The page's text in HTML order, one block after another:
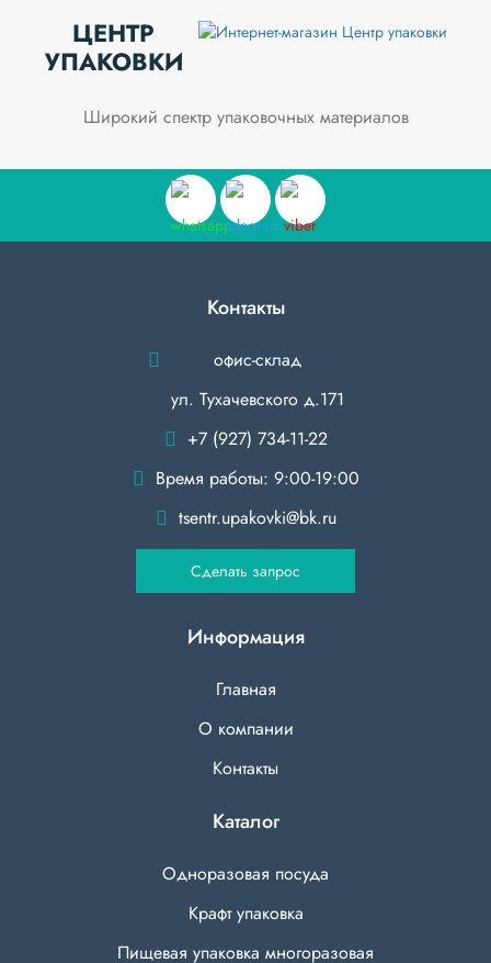
ЦЕНТР
УПАКОВКИ
Широкий спектр упаковочных материалов
Контакты
офис-склад
ул. Тухачевского д.171
+7 (927) 734-11-22
Время работы: 9:00-19:00
tsentr.upakovki@bk.ru
Сделать запрос
Информация
Главная
О компании
Контакты
Каталог
Одноразовая посуда
Крафт упаковка
Пищевая упаковка многоразовая